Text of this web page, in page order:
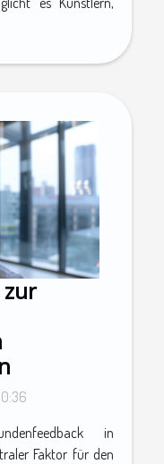
zur
in
Faktor für den